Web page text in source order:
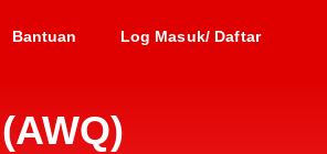
Bantuan Log Masuk/ Daftar